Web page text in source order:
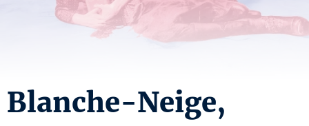
Blanche-Neige,